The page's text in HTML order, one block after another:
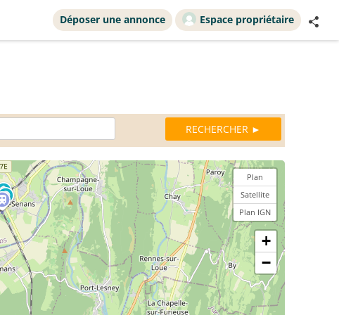
Déposer une annonce Espace propriétaire
Plan
Satellite
Plan IGN
+
−